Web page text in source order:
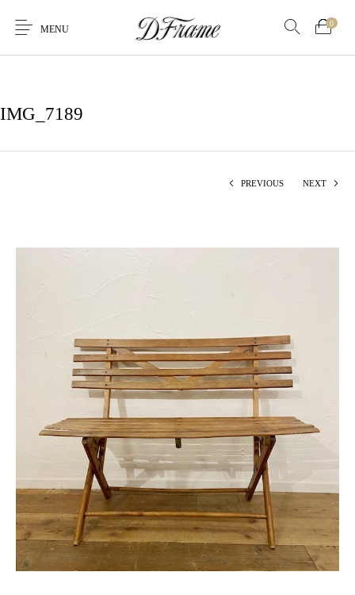
MENU
0
IMG_7189
PREVIOUS NEXT